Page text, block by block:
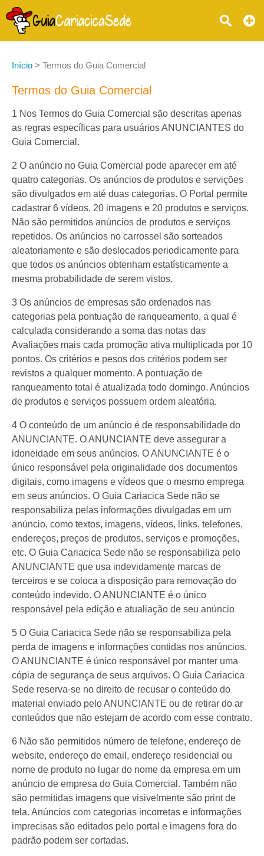
Início > Termos do Guia Comercial
Termos do Guia Comercial
1 Nos Termos do Guia Comercial são descritas apenas
as regras específicas para usuários ANUNCIANTES do
Guia Comercial.
2 O anúncio no Guia Comercial pode aparecer em até
quatro categorias. Os anúncios de produtos e servições
são divulgados em até duas categorias. O Portal permite
cadastrar 6 vídeos, 20 imagens e 20 produtos e serviços.
Não são permitidos anúncios de produtos e serviços
repetidos. Os anúncios no carrossel são sorteados
aleatoriamente e são deslocados periodicamente para
que todos os anúncios obtenham estatísticamente a
mesma probabilidade de serem vistos.
3 Os anúncios de empresas são ordenados nas
categorias pela pontuação de ranqueamento, a qual é
calculada considerando a soma das notas das
Avaliações mais cada promoção ativa multiplicada por 10
pontos. Os critérios e pesos dos critérios podem ser
revistos a qualquer momento. A pontuação de
ranqueamento total é atualizada todo domingo. Anúncios
de produtos e serviços possuem ordem aleatória.
4 O conteúdo de um anúncio é de responsabilidade do
ANUNCIANTE. O ANUNCIANTE deve assegurar a
idoneidade em seus anúncios. O ANUNCIANTE é o
único responsável pela originalidade dos documentos
digitais, como imagens e vídeos que o mesmo emprega
em seus anúncios. O Guia Cariacica Sede não se
responsabiliza pelas informações divulgadas em um
anúncio, como textos, imagens, vídeos, links, telefones,
endereços, preços de produtos, serviços e promoções,
etc. O Guia Cariacica Sede não se responsabiliza pelo
ANUNCIANTE que usa indevidamente marcas de
terceiros e se coloca a disposição para removação do
conteúdo indevido. O ANUNCIANTE é o único
responsável pela edição e atualiação de seu anúncio
5 O Guia Cariacica Sede não se responsabiliza pela
perda de imagens e informações contidas nos anúncios.
O ANUNCIANTE é único responsável por manter uma
cópia de segurança de seus arquivos. O Guia Cariacica
Sede reserva-se no direito de recusar o conteúdo do
material enviado pelo ANUNCIANTE ou de retirar do ar
conteúdos que não estejam de acordo com esse contrato.
6 Não são permitidos número de telefone, endereço de
website, endereço de email, endereço residencial ou
nome de produto no lugar do nome da empresa em um
anúncio de empresa do Guia Comercial. Também não
são permitidas imagens que visivelmente são print de
tela. Anúncios com categorias incorretas e informações
imprecisas são editados pelo portal e imagens fora do
padrão podem ser cortadas.